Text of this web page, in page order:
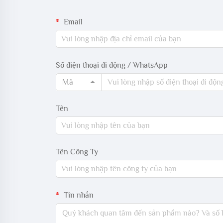
Email
Số điện thoại di động / WhatsApp
Mã
Tên
Tên Công Ty
Tin nhắn